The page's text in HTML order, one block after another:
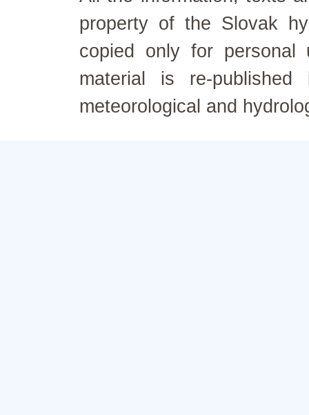
property of the Slovak
copied only for personal
material is re-
meteorological and